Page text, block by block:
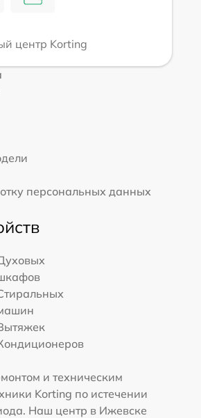
центр Korting
персональных данных
и техническим
Korting по истечении
Наш центр в Ижевске